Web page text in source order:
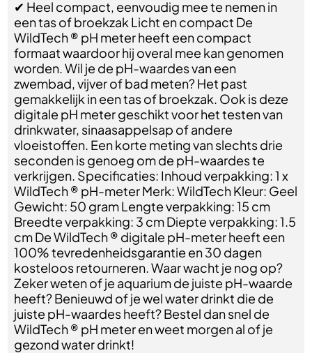
✔ Heel compact, eenvoudig mee te nemen in
een tas of broekzak Licht en compact De
WildTech ® pH meter heeft een compact
formaat waardoor hij overal mee kan genomen
worden. Wil je de pH-waardes van een
zwembad, vijver of bad meten? Het past
gemakkelijk in een tas of broekzak. Ook is deze
digitale pH meter geschikt voor het testen van
drinkwater, sinaasappelsap of andere
vloeistoffen. Een korte meting van slechts drie
seconden is genoeg om de pH-waardes te
verkrijgen. Specificaties: Inhoud verpakking: 1 x
WildTech ® pH-meter Merk: WildTech Kleur: Geel
Gewicht: 50 gram Lengte verpakking: 15 cm
Breedte verpakking: 3 cm Diepte verpakking: 1.5
cm De WildTech ® digitale pH-meter heeft een
100% tevredenheidsgarantie en 30 dagen
kosteloos retourneren. Waar wacht je nog op?
Zeker weten of je aquarium de juiste pH-waarde
heeft? Benieuwd of je wel water drinkt die de
juiste pH-waardes heeft? Bestel dan snel de
WildTech ® pH meter en weet morgen al of je
gezond water drinkt!